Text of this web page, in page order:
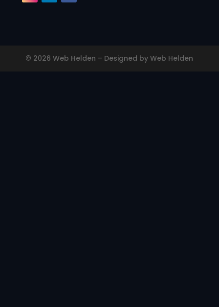
© 2026 Web Helden – Designed by Web Helden